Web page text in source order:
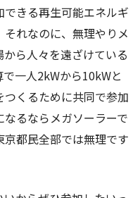
きる再生可能エネルギ
れなのに、無理やりメ
ら人々を遠ざけている
で一人2kWから10kWと
くるために共同で参加
るならメガソーラーで
都民全部では無理です